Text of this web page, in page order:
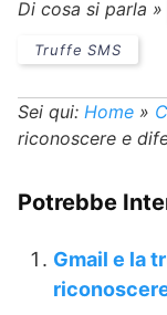
Di cosa si parla »
Truffe SMS
Sei qui: Home »
riconoscere e
Potrebbe
Gmail e la